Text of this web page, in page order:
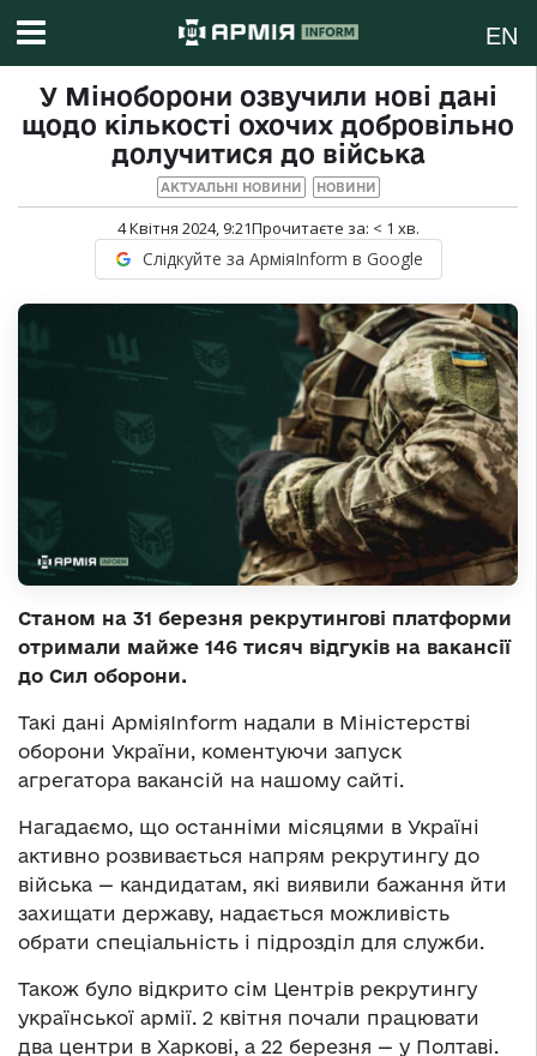
EN
У Міноборони озвучили нові дані
щодо кількості охочих добровільно
долучитися до війська
АКТУАЛЬНІ НОВИНИ НОВИНИ
4 Квітня 2024, 9:21Прочитаєте за: < 1 хв.
Слідкуйте за АрміяInform в Google
Станом на 31 березня рекрутингові платформи
отримали майже 146 тисяч відгуків на вакансії
до Сил оборони.
Такі дані АрміяInform надали в Міністерстві
оборони України, коментуючи запуск
агрегатора вакансій на нашому сайті.
Нагадаємо, що останніми місяцями в Україні
активно розвивається напрям рекрутингу до
війська — кандидатам, які виявили бажання йти
захищати державу, надається можливість
обрати спеціальність і підрозділ для служби.
Також було відкрито сім Центрів рекрутингу
української армії. 2 квітня почали працювати
два центри в Харкові, а 22 березня — у Полтаві.